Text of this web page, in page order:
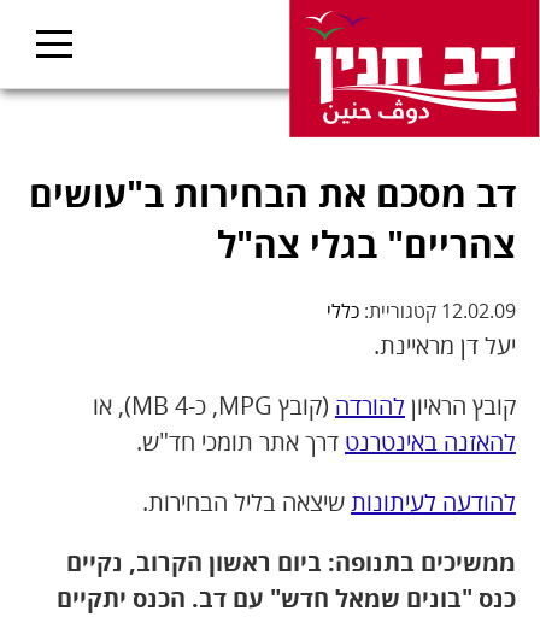
דב מסכם את הבחירות ב"עושים
צהריים" בגלי צה"ל
12.02.09 קטגוריית: כללי
יעל דן מראיינת.
קובץ הראיון להורדה (קובץ MPG, כ-4 MB), או
להאזנה באינטרנט דרך אתר תומכי חד"ש.
להודעה לעיתונותשיצאה בליל הבחירות.
ממשיכים בתנופה: ביום ראשון הקרוב, נקיים
כנס "בונים שמאל חדש" עם דב. הכנס יתקיים